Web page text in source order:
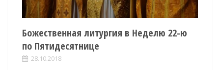
Божественная литургия в Неделю 22-ю
по Пятидесятнице
28.10.2018